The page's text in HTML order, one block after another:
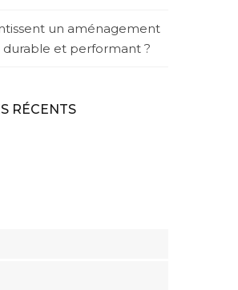
un aménagement
et performant ?
RÉCENTS